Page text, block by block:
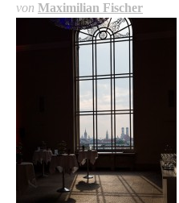
von Maximilian Fischer